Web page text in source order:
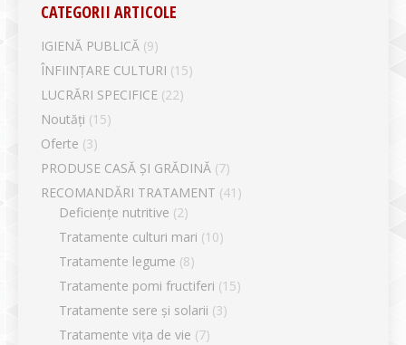
CATEGORII ARTICOLE
IGIENĂ PUBLICĂ (9)
ÎNFIINȚARE CULTURI (15)
LUCRĂRI SPECIFICE (22)
Noutăți (15)
Oferte (3)
PRODUSE CASĂ ȘI GRĂDINĂ (7)
RECOMANDĂRI TRATAMENT (41)
Deficiențe nutritive (2)
Tratamente culturi mari (10)
Tratamente legume (8)
Tratamente pomi fructiferi (15)
Tratamente sere și solarii (3)
Tratamente vița de vie (7)